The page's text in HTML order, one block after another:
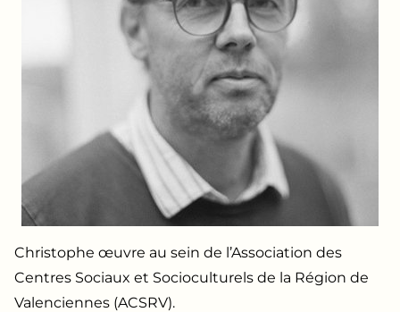
Christophe œuvre au sein de l’Association des
Centres Sociaux et Socioculturels de la Région de
Valenciennes (ACSRV).